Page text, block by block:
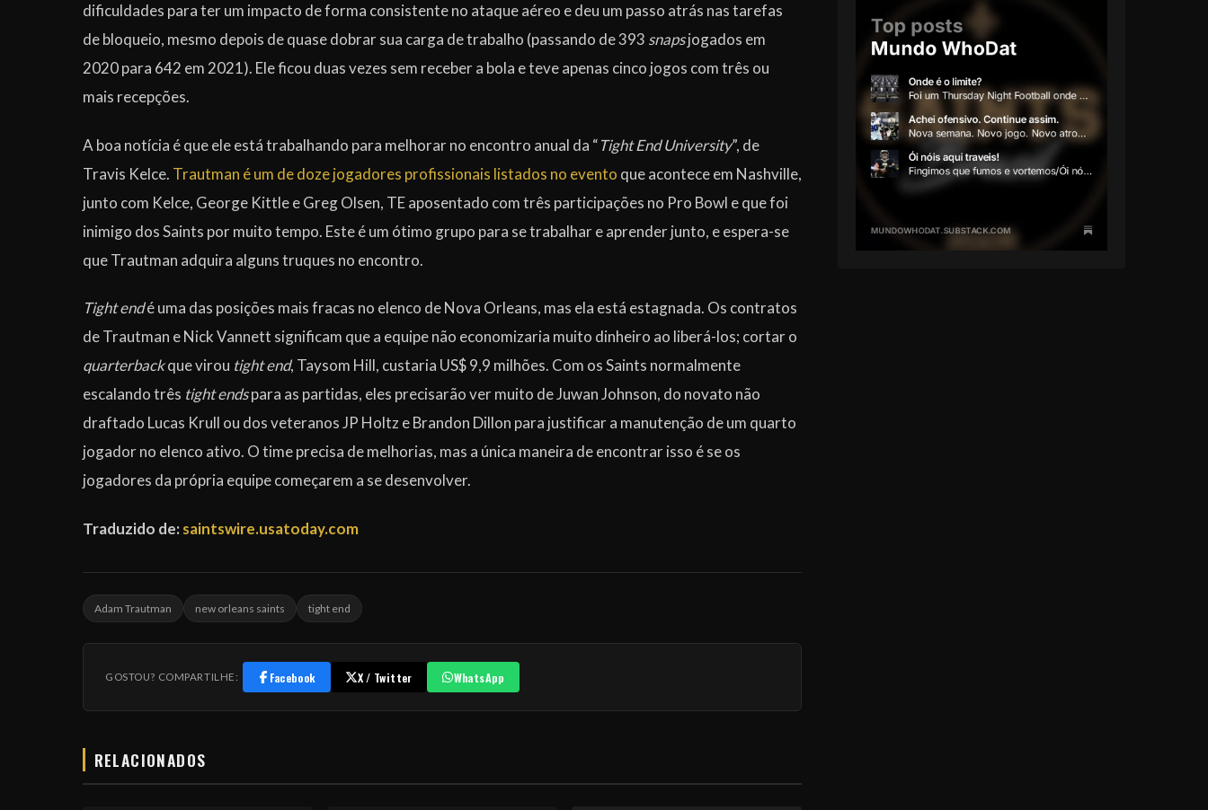
dificuldades para ter um impacto de forma consistente no ataque aéreo e deu um passo atrás nas tarefas
de bloqueio, mesmo depois de quase dobrar sua carga de trabalho (passando de 393 snapsjogados em
2020 para 642 em 2021). Ele ficou duas vezes sem receber a bola e teve apenas cinco jogos com três ou
mais recepções.
A boa notícia é que ele está trabalhando para melhorar no encontro anual da “Tight End University”, de
Travis Kelce. Trautman é um de doze jogadores profissionais listados no evento que acontece em Nashville,
junto com Kelce, George Kittle e Greg Olsen, TE aposentado com três participações no Pro Bowl e que foi
inimigo dos Saints por muito tempo. Este é um ótimo grupo para se trabalhar e aprender junto, e espera-se
que Trautman adquira alguns truques no encontro.
Tight endé uma das posições mais fracas no elenco de Nova Orleans, mas ela está estagnada. Os contratos
de Trautman e Nick Vannett significam que a equipe não economizaria muito dinheiro ao liberá-los; cortar o
quarterbackque virou tight end, Taysom Hill, custaria US$ 9,9 milhões. Com os Saints normalmente
escalando três tight endspara as partidas, eles precisarão ver muito de Juwan Johnson, do novato não
draftado Lucas Krull ou dos veteranos JP Holtz e Brandon Dillon para justificar a manutenção de um quarto
jogador no elenco ativo. O time precisa de melhorias, mas a única maneira de encontrar isso é se os
jogadores da própria equipe começarem a se desenvolver.
Traduzido de: saintswire.usatoday.com
Adam Trautman new orleans saints tight end
GOSTOU? COMPARTILHE: Facebook X / Twitter WhatsApp
RELACIONADOS